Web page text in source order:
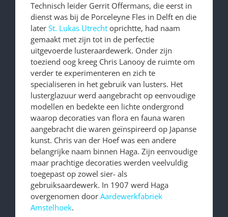
Technisch leider Gerrit Offermans, die eerst in
dienst was bij de Porceleyne Fles in Delft en die
later St. Lukas Utrecht oprichtte, had naam
gemaakt met zijn tot in de perfectie
uitgevoerde lusteraardewerk. Onder zijn
toeziend oog kreeg Chris Lanooy de ruimte om
verder te experimenteren en zich te
specialiseren in het gebruik van lusters. Het
lusterglazuur werd aangebracht op eenvoudige
modellen en bedekte een lichte ondergrond
waarop decoraties van flora en fauna waren
aangebracht die waren geïnspireerd op Japanse
kunst. Chris van der Hoef was een andere
belangrijke naam binnen Haga. Zijn eenvoudige
maar prachtige decoraties werden veelvuldig
toegepast op zowel sier- als
gebruiksaardewerk. In 1907 werd Haga
overgenomen door Aardewerkfabriek
Amstelhoek.